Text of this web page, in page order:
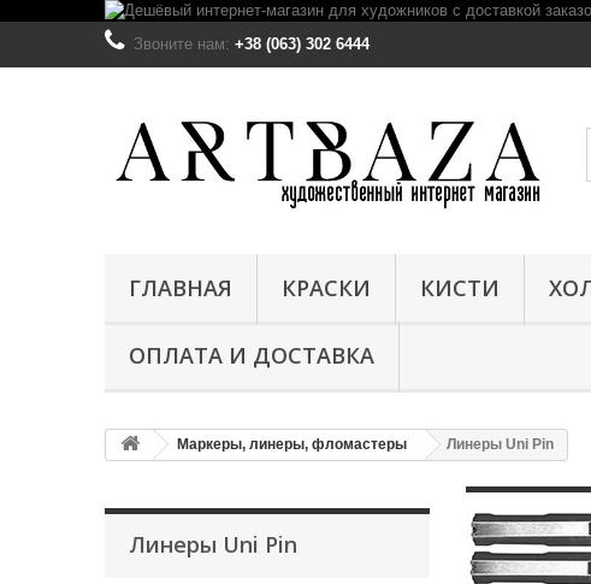
Звоните нам: +38 (063) 302 6444
ГЛАВНАЯ КРАСКИ КИСТИ
ОПЛАТА И ДОСТАВКА
Маркеры, линеры, фломастеры Линеры Uni Pin
Линеры Uni Pin